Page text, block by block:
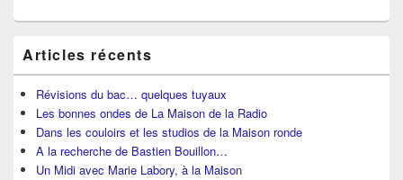
Articles récents
Révisions du bac… quelques tuyaux
Les bonnes ondes de La Maison de la Radio
Dans les couloirs et les studios de la Maison ronde
A la recherche de Bastien Bouillon…
Un Midi avec Marie Labory, à la Maison